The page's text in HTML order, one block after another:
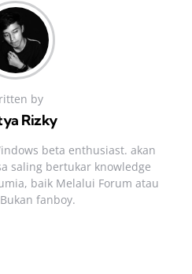
by
Rizky
beta enthusiast. akan
saling bertukar knowledge
baik Melalui Forum atau
fanboy.